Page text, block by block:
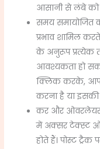
आसानी से लंबे को
समय समायोजित
प्रभाव शामिल
के अनुरूप प्रत्येक
आवश्यकता हो
क्लिक करके, आप
करना है या
कर और
में अक्सर टेक्स्ट
होते हैं। पोस्ट